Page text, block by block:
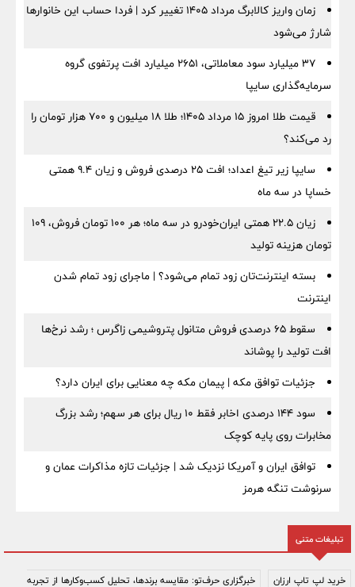
زمان واریز کالابرگ مرداد ۱۴۰۵ تغییر کرد | فردا حساب این خانوارها
شارژ می‌شود
۳۷ میلیارد سود معاملاتی، ۲۶۵۱ میلیارد افت پرتفوی گروه
سرمایه‌گذاری سایپا
قیمت طلا امروز ۱۵ مرداد ۱۴۰۵؛ طلا ۱۸ میلیون و ۷۰۰ هزار تومان را
رد می‌کند؟
سایپا زیر تیغ اعداد؛ افت ۲۵ درصدی فروش و زیان ۹.۴ همتی
خساپا در سه ماه
زیان ۲۲.۵ همتی ایران‌خودرو در سه ماه؛ هر ۱۰۰ تومان فروش، ۱۰۹
تومان هزینه تولید
بسته اینترنت‌تان زود تمام می‌شود؟ | ماجرای زود تمام شدن
اینترنت
سقوط ۶۵ درصدی فروش متانول پتروشیمی زاگرس ؛ رشد نرخ‌ها
افت تولید را پوشاند
جزئیات توافق مکه | پیمان مکه چه معنایی برای ایران دارد؟
سود ۱۴۴ درصدی اخابر فقط ۱۰ ریال برای هر سهم؛ رشد بزرگ
مخابرات روی پایه کوچک
توافق ایران و آمریکا نزدیک شد | جزئیات تازه مذاکرات عمان و
سرنوشت تنگه هرمز
تبلیغات متنی
خرید لپ تاپ ارزان خبرگزاری حرف‌تو: مقایسه برندها، تحلیل کسب‌وکارها از تجربه